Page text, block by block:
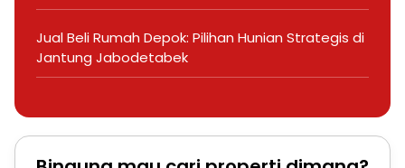
Jual Beli Rumah Depok: Pilihan Hunian Strategis di
Jantung Jabodetabek